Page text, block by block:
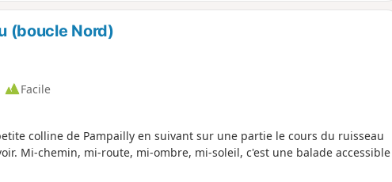
(boucle Nord)
Facile
colline de Pampailly en suivant sur une partie le cours du ruisseau
Mi-chemin, mi-route, mi-ombre, mi-soleil, c'est une balade accessible